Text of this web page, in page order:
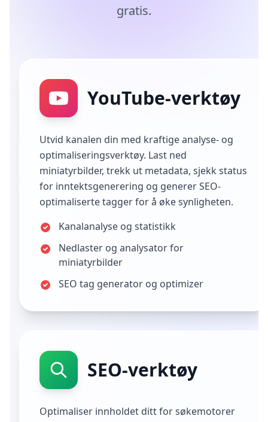
gratis.
YouTube-verktøy
Utvid kanalen din med kraftige analyse- og
optimaliseringsverktøy. Last ned
miniatyrbilder, trekk ut metadata, sjekk status
for inntektsgenerering og generer SEO-
optimaliserte tagger for å øke synligheten.
Kanalanalyse og statistikk
Nedlaster og analysator for
miniatyrbilder
SEO tag generator og optimizer
SEO-verktøy
Optimaliser innholdet ditt for søkemotorer